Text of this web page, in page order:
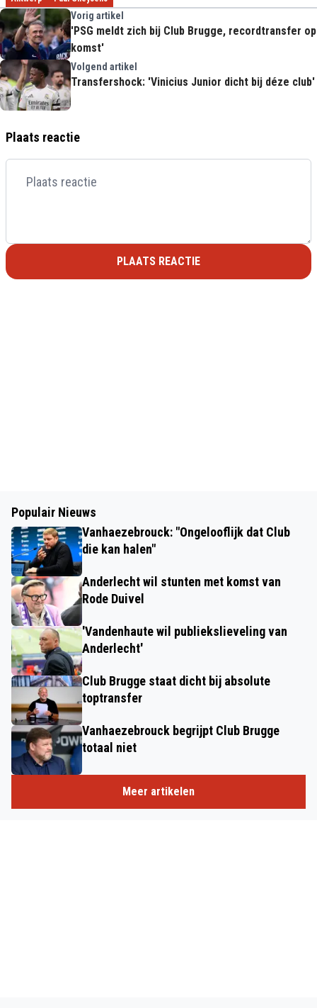
Vorig artikel
'PSG meldt zich bij Club Brugge, recordtransfer op
komst'
Volgend artikel
Transfershock: 'Vinicius Junior dicht bij déze club'
Plaats reactie
PLAATS REACTIE
Populair Nieuws
Vanhaezebrouck: "Ongelooflijk dat Club
die kan halen"
Anderlecht wil stunten met komst van
Rode Duivel
'Vandenhaute wil publiekslieveling van
Anderlecht'
Club Brugge staat dicht bij absolute
toptransfer
Vanhaezebrouck begrijpt Club Brugge
totaal niet
Meer artikelen